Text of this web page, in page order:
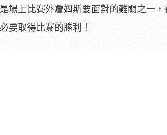
場上比賽外詹姆斯要面對的難關之一
要取得比賽的勝利！